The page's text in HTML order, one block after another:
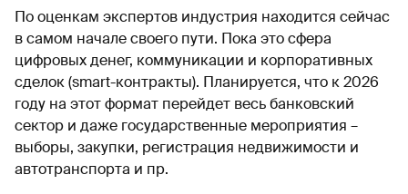
По оценкам экспертов индустрия находится сейчас
в самом начале своего пути. Пока это сфера
цифровых денег, коммуникации и корпоративных
сделок (smart-контракты). Планируется, что к 2026
году на этот формат перейдет весь банковский
сектор и даже государственные мероприятия –
выборы, закупки, регистрация недвижимости и
автотранспорта и пр.